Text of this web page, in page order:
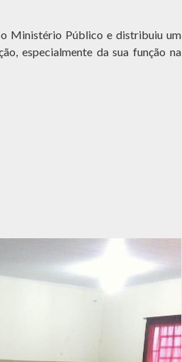
Ministério Público e distribuiu um
especialmente da sua função na